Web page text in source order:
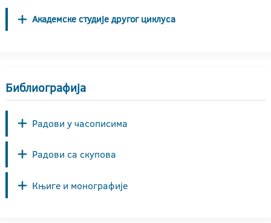
Академске студије другог циклуса
Библиографија
Радови у часописима
Радови са скупова
Књиге и монографије